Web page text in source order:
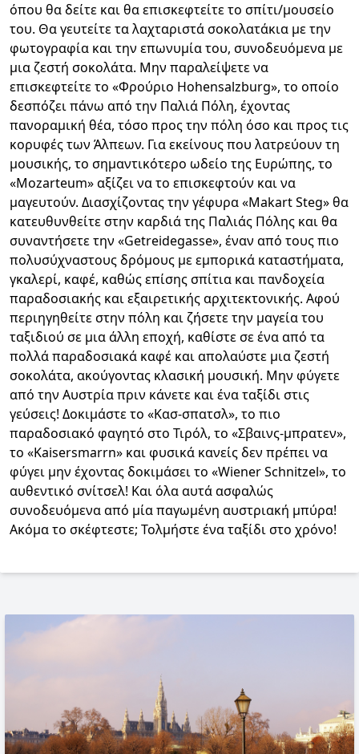
όπου θα δείτε και θα επισκεφτείτε το σπίτι/μουσείο
του. Θα γευτείτε τα λαχταριστά σοκολατάκια με την
φωτογραφία και την επωνυμία του, συνοδευόμενα με
μια ζεστή σοκολάτα. Μην παραλείψετε να
επισκεφτείτε το «Φρούριο Hohensalzburg», το οποίο
δεσπόζει πάνω από την Παλιά Πόλη, έχοντας
πανοραμική θέα, τόσο προς την πόλη όσο και προς τις
κορυφές των Άλπεων. Για εκείνους που λατρεύουν τη
μουσικής, το σημαντικότερο ωδείο της Ευρώπης, το
«Mozarteum» αξίζει να το επισκεφτούν και να
μαγευτούν. Διασχίζοντας την γέφυρα «Makart Steg» θα
κατευθυνθείτε στην καρδιά της Παλιάς Πόλης και θα
συναντήσετε την «Getreidegasse», έναν από τους πιο
πολυσύχναστους δρόμους με εμπορικά καταστήματα,
γκαλερί, καφέ, καθώς επίσης σπίτια και πανδοχεία
παραδοσιακής και εξαιρετικής αρχιτεκτονικής. Αφού
περιηγηθείτε στην πόλη και ζήσετε την μαγεία του
ταξιδιού σε μια άλλη εποχή, καθίστε σε ένα από τα
πολλά παραδοσιακά καφέ και απολαύστε μια ζεστή
σοκολάτα, ακούγοντας κλασική μουσική. Μην φύγετε
από την Αυστρία πριν κάνετε και ένα ταξίδι στις
γεύσεις! Δοκιμάστε το «Κασ-σπατσλ», το πιο
παραδοσιακό φαγητό στο Τιρόλ, το «Σβαινς-μπρατεν»,
το «Kaisersmarrn» και φυσικά κανείς δεν πρέπει να
φύγει μην έχοντας δοκιμάσει το «Wiener Schnitzel», το
αυθεντικό σνίτσελ! Και όλα αυτά ασφαλώς
συνοδευόμενα από μία παγωμένη αυστριακή μπύρα!
Ακόμα το σκέφτεστε; Τολμήστε ένα ταξίδι στο χρόνο!